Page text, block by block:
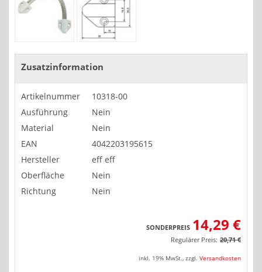
Zusatzinformation
Artikelnummer
10318-00
Ausführung
Nein
Material
Nein
EAN
4042203195615
Hersteller
eff eff
Oberfläche
Nein
Richtung
Nein
SONDERPREIS 14,29 €
Regulärer Preis: 20,71 €
inkl. 19% MwSt., zzgl. Versandkosten